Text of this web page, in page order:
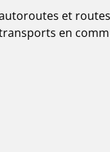
et
en